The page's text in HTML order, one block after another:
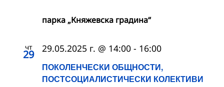
парка „Княжевска градина“
чт
29
ПОКОЛЕНЧЕСКИ ОБЩНОСТИ,
ПОСТСОЦИАЛИСТИЧЕСКИ КОЛЕКТИВИ
29.05.2025 г. @ 14:00 - 16:00